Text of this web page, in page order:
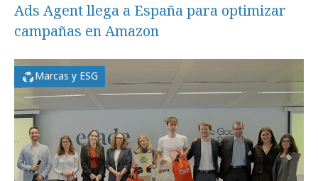
Ads Agent llega a España para optimizar
campañas en Amazon
Marcas y ESG